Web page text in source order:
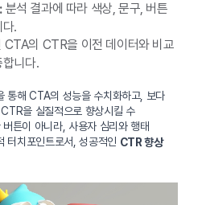
분석 결과에 따라 색상, 문구, 버튼
.
의 CTR을 이전 데이터와 비교
니다.
통해 CTA의 성능을 수치화하고, 보다
을 실질적으로 향상시킬 수
튼이 아니라, 사용자 심리와 행태
터치포인트로서, 성공적인 CTR 향상